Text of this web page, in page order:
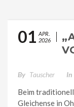
01 APR.
2026
By Tauscher In
Beim
Gleichense in